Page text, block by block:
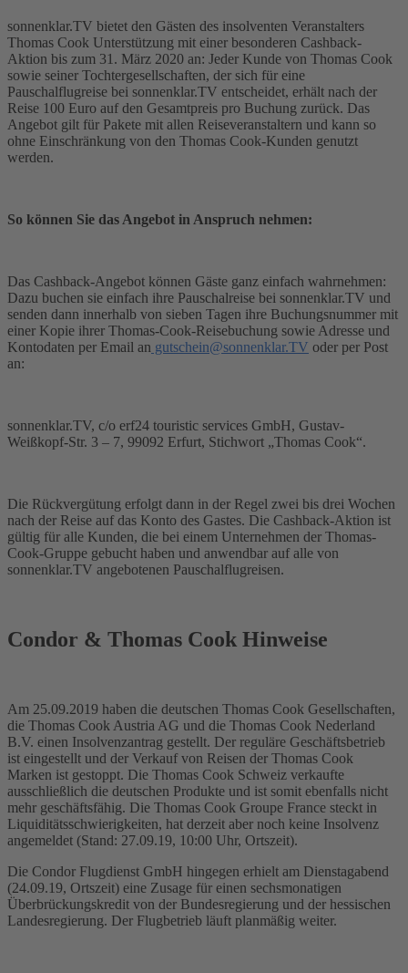
sonnenklar.TV bietet den Gästen des insolventen Veranstalters
Thomas Cook Unterstützung mit einer besonderen Cashback-
Aktion bis zum 31. März 2020 an: Jeder Kunde von Thomas Cook
sowie seiner Tochtergesellschaften, der sich für eine
Pauschalflugreise bei sonnenklar.TV entscheidet, erhält nach der
Reise 100 Euro auf den Gesamtpreis pro Buchung zurück. Das
Angebot gilt für Pakete mit allen Reiseveranstaltern und kann so
ohne Einschränkung von den Thomas Cook-Kunden genutzt
werden.
So können Sie das Angebot in Anspruch nehmen:
Das Cashback-Angebot können Gäste ganz einfach wahrnehmen:
Dazu buchen sie einfach ihre Pauschalreise bei sonnenklar.TV und
senden dann innerhalb von sieben Tagen ihre Buchungsnummer mit
einer Kopie ihrer Thomas-Cook-Reisebuchung sowie Adresse und
Kontodaten per Email an gutschein@sonnenklar.TV oder per Post
an:
sonnenklar.TV, c/o erf24 touristic services GmbH, Gustav-
Weißkopf-Str. 3 – 7, 99092 Erfurt, Stichwort „Thomas Cook“.
Die Rückvergütung erfolgt dann in der Regel zwei bis drei Wochen
nach der Reise auf das Konto des Gastes. Die Cashback-Aktion ist
gültig für alle Kunden, die bei einem Unternehmen der Thomas-
Cook-Gruppe gebucht haben und anwendbar auf alle von
sonnenklar.TV angebotenen Pauschalflugreisen.
Condor & Thomas Cook Hinweise
Am 25.09.2019 haben die deutschen Thomas Cook Gesellschaften,
die Thomas Cook Austria AG und die Thomas Cook Nederland
B.V. einen Insolvenzantrag gestellt. Der reguläre Geschäftsbetrieb
ist eingestellt und der Verkauf von Reisen der Thomas Cook
Marken ist gestoppt. Die Thomas Cook Schweiz verkaufte
ausschließlich die deutschen Produkte und ist somit ebenfalls nicht
mehr geschäftsfähig. Die Thomas Cook Groupe France steckt in
Liquiditätsschwierigkeiten, hat derzeit aber noch keine Insolvenz
angemeldet (Stand: 27.09.19, 10:00 Uhr, Ortszeit).
Die Condor Flugdienst GmbH hingegen erhielt am Dienstagabend
(24.09.19, Ortszeit) eine Zusage für einen sechsmonatigen
Überbrückungskredit von der Bundesregierung und der hessischen
Landesregierung. Der Flugbetrieb läuft planmäßig weiter.